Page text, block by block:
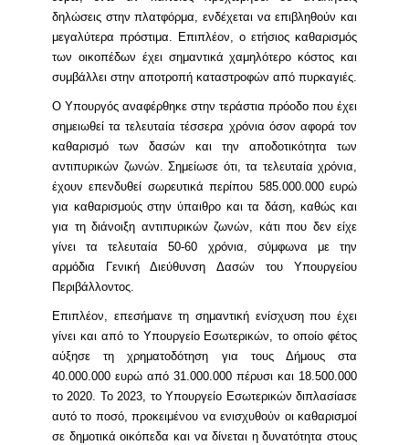
δηλώσεις στην πλατφόρμα, ενδέχεται να επιβληθούν και
μεγαλύτερα πρόστιμα. Επιπλέον, ο ετήσιος καθαρισμός
των οικοπέδων έχει σημαντικά χαμηλότερο κόστος και
συμβάλλει στην αποτροπή καταστροφών από πυρκαγιές.
Ο Υπουργός αναφέρθηκε στην τεράστια πρόοδο που έχει
σημειωθεί τα τελευταία τέσσερα χρόνια όσον αφορά τον
καθαρισμό των δασών και την αποδοτικότητα των
αντιπυρικών ζωνών. Σημείωσε ότι, τα τελευταία χρόνια,
έχουν επενδυθεί σωρευτικά περίπου 585.000.000 ευρώ
για καθαρισμούς στην ύπαιθρο και τα δάση, καθώς και
για τη διάνοιξη αντιπυρικών ζωνών, κάτι που δεν είχε
γίνει τα τελευταία 50-60 χρόνια, σύμφωνα με την
αρμόδια Γενική Διεύθυνση Δασών του Υπουργείου
Περιβάλλοντος.
Επιπλέον, επεσήμανε τη σημαντική ενίσχυση που έχει
γίνει και από το Υπουργείο Εσωτερικών, το οποίο φέτος
αύξησε τη χρηματοδότηση για τους Δήμους στα
40.000.000 ευρώ από 31.000.000 πέρυσι και 18.500.000
το 2020. Το 2023, το Υπουργείο Εσωτερικών διπλασίασε
αυτό το ποσό, προκειμένου να ενισχυθούν οι καθαρισμοί
σε δημοτικά οικόπεδα και να δίνεται η δυνατότητα στους